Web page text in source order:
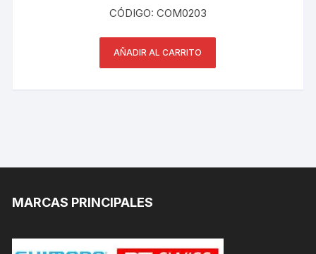
CÓDIGO: COM0203
AÑADIR AL CARRITO
MARCAS PRINCIPALES